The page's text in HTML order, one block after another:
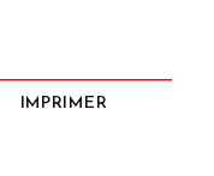
IMPRIMER